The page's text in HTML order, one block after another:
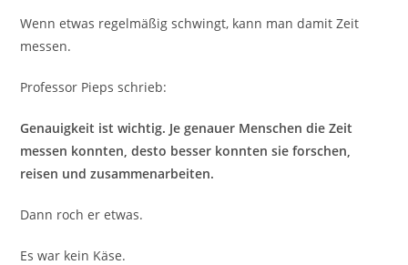
Wenn etwas regelmäßig schwingt, kann man damit Zeit
messen.
Professor Pieps schrieb:
Genauigkeit ist wichtig. Je genauer Menschen die Zeit
messen konnten, desto besser konnten sie forschen,
reisen und zusammenarbeiten.
Dann roch er etwas.
Es war kein Käse.